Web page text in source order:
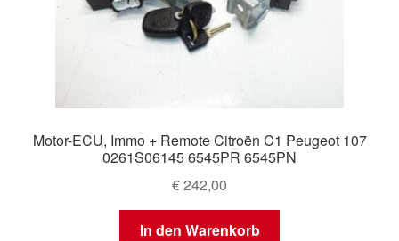
Motor-ECU, Immo + Remote Citroën C1 Peugeot 107
0261S06145 6545PR 6545PN
€242,00
In den Warenkorb